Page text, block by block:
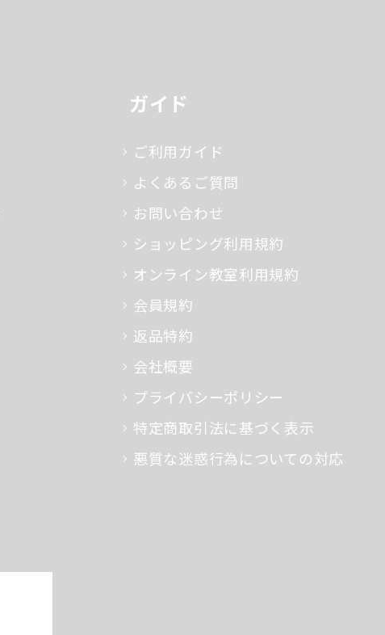
ガイド
ご利用ガイド
よくあるご質問
お問い合わせ
ショッピング利用規約
オンライン教室利用規約
会員規約
返品特約
会社概要
プライバシーポリシー
特定商取引法に基づく表示
悪質な迷惑行為についての対応